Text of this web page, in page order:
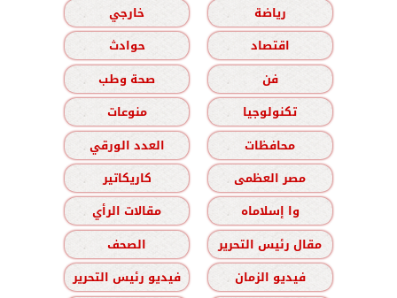
رياضة
خارجي
اقتصاد
حوادث
فن
صحة وطب
تكنولوجيا
منوعات
محافظات
العدد الورقي
مصر العظمى
كاريكاتير
وا إسلاماه
مقالات الرأي
مقال رئيس التحرير
الصحف
فيديو الزمان
فيديو رئيس التحرير